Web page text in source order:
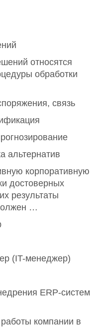
относятся
обработки
связь
альтернатив
корпоративную
достоверных
результаты
…
(IT-менеджер)
ERP-систем
компании в